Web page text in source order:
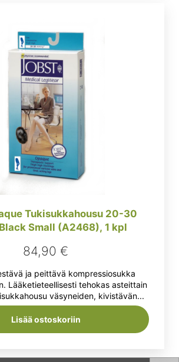
Tukisukkahousu 20-30
Small (A2468), 1 kpl
84,90€
ja peittävä kompressiosukka
Lääketieteellisesti tehokas asteittain
väsyneiden, kivistävän...
Lisää ostoskoriin